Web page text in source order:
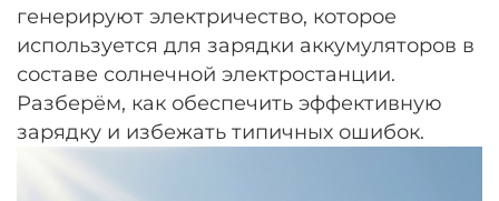
генерируют электричество, которое
используется для зарядки аккумуляторов в
составе солнечной электростанции.
Разберём, как обеспечить эффективную
зарядку и избежать типичных ошибок.